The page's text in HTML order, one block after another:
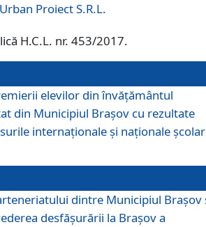
Proiect S.R.L.
H.C.L. nr. 453/2017.
elevilor din învățământul
din Municipiul Brașov cu rezultate
internaționale și naționale
dintre Municipiul Brașov
desfăşurării la Brașov a